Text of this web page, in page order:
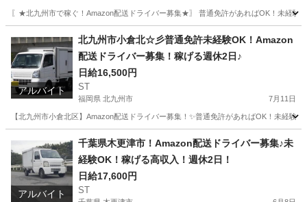
〖★北九州市で稼ぐ！Amazon配送ドライバー募集★〗 普通免許があればOK！未経験
ドライバー Amazon
アルバイト
北九州市小倉北☆彡普通免許未経験OK！Amazon
配送ドライバー募集！稼げる週休2日♪
日給16,500円
ST
福岡県 北九州市 7月11日
【北九州市小倉北区】Amazon配送ドライバー募集！✨普通免許があればOK！未経
ドライバー Amazon
アルバイト
千葉県木更津市！Amazon配送ドライバー募集♪未
経験OK！稼げる高収入！週休2日！
日給17,600円
ST